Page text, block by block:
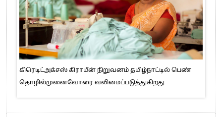
கிரெடிட்அக்சஸ் கிராமீன் நிறுவனம் தமிழ்நாட்டில் பெண்
தொழில்முனைவோரை வலிமைப்படுத்துகிறது